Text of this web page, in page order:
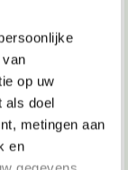
op uw
als doel
metingen aan
en
mannen een
in deze
meevallen?
dus daar